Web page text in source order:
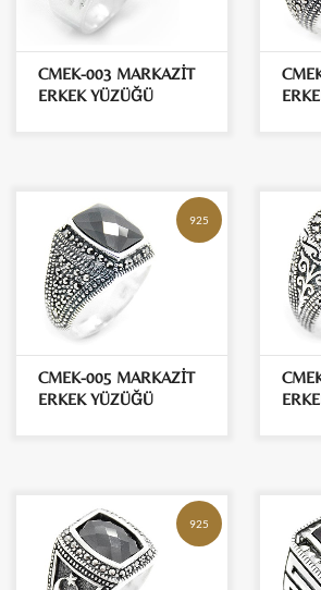
CMEK-003 MARKAZİT
ERKEK YÜZÜĞÜ
925
CMEK-005 MARKAZİT
ERKEK YÜZÜĞÜ
925